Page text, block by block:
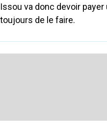
Issou va donc devoir
toujours de le faire.